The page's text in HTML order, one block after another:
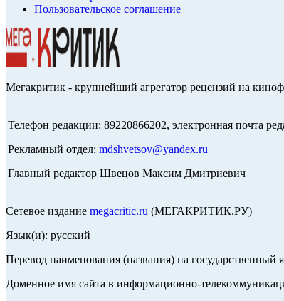
Пользовательское соглашение
Мегакритик - крупнейший агрегатор рецензий на
Телефон редакции: 89220866202, электронная почта
Рекламный отдел: mdshvetsov@yandex.ru
Главный редактор Швецов Максим Дмитриевич
Сетевое издание megacritic.ru (МЕГАКРИТИК.РУ)
Язык(и): русский
Перевод наименования (названия) на
Доменное имя сайта в информационно-